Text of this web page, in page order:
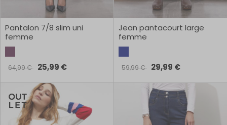
Pantalon 7/8 slim uni
femme
64,99 € 25,99 €
Jean pantacourt large
femme
59,99 € 29,99 €